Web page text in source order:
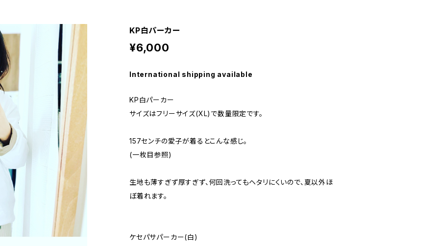
KP白パーカー
¥6,000
International shipping available
KP白パーカー
サイズはフリーサイズ(XL)で数量限定です。
157センチの愛子が着るとこんな感じ。
(一枚目参照)
生地も薄すぎず厚すぎず、何回洗ってもヘタリにくいので、夏以外ほ
ぼ着れます。
ケセパサパーカー(白)